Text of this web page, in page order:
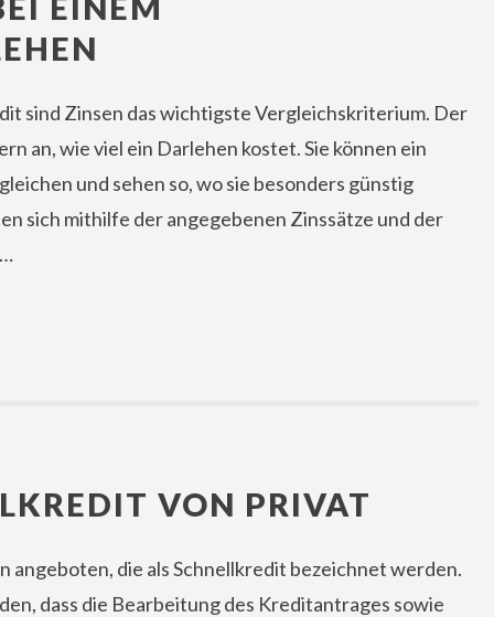
sind Zinsen das wichtigste Vergleichskriterium. Der
an, wie viel ein Darlehen kostet. Sie können ein
und sehen so, wo sie besonders günstig
sich mithilfe der angegebenen Zinssätze und der
VON PRIVAT
angeboten, die als Schnellkredit bezeichnet werden.
dass die Bearbeitung des Kreditantrages sowie